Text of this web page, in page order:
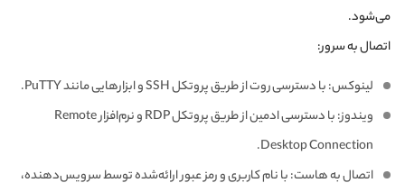
می‌شود.
اتصال به سرور:
لینوکس: با دسترسی روت از طریق پروتکل SSH و ابزارهایی مانند PuTTY.
ویندوز: با دسترسی ادمین از طریق پروتکل RDP و نرم‌افزار Remote
Desktop Connection.
اتصال به هاست: با نام کاربری و رمز عبور ارائه‌شده توسط سرویس‌دهنده،